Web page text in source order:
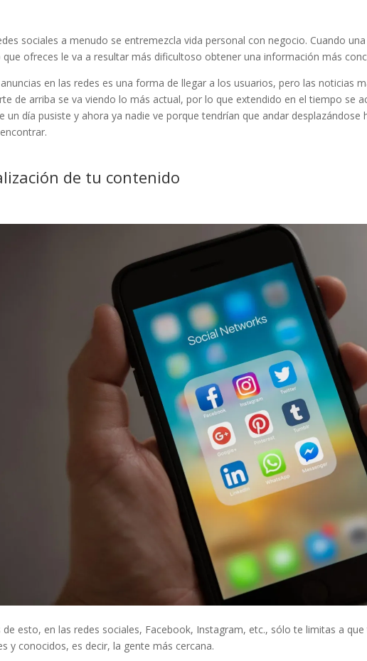
sociales a menudo se entremezcla vida personal con negocio. Cuando
que ofreces le va a resultar más dificultoso obtener una información más
en las redes es una forma de llegar a los usuarios, pero las noticias
de arriba se va viendo lo más actual, por lo que extendido en el tiempo se
un día pusiste y ahora ya nadie ve porque tendrían que andar desplazándose
de tu contenido
de esto, en las redes sociales, Facebook, Instagram, etc., sólo te limitas a
y conocidos, es decir, la gente más cercana.